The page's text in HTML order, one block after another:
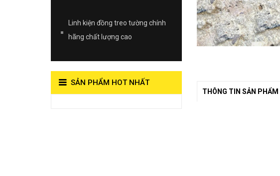
THÔNG TIN SẢN PHẨM
Linh kiện đồng treo tường chính
hãng chất lượng cao
SẢN PHẨM HOT NHẤT